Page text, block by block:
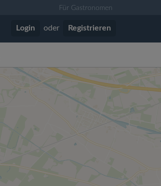
Für Gastronomen
Login oder Registrieren